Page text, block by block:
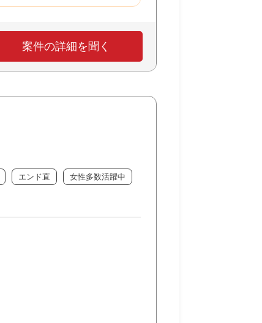
案件の詳細を聞く
エンド直 女性多数活躍中